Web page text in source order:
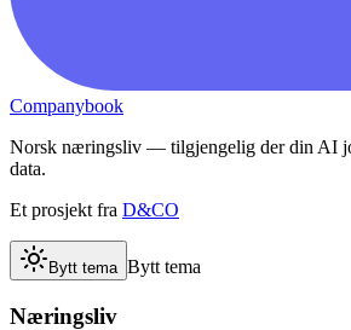
Companybook
Norsk næringsliv — tilgjengelig der din AI
data.
Et prosjekt fra D&CO
Bytt tema Bytt tema
Næringsliv